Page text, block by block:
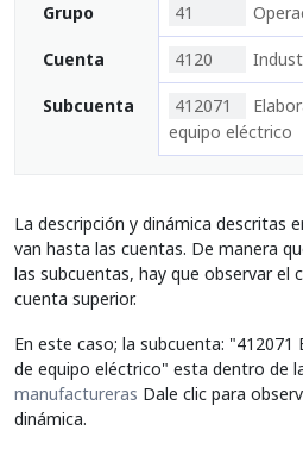
Grupo 41
Cuenta 4120
Subcuenta 412071
equipo eléctrico
La descripción y dinámica descritas
van hasta las cuentas. De manera
las subcuentas, hay que observar el
cuenta superior.
En este caso; la subcuenta:
de equipo eléctrico" esta dentro de
manufactureras Dale clic para
dinámica.